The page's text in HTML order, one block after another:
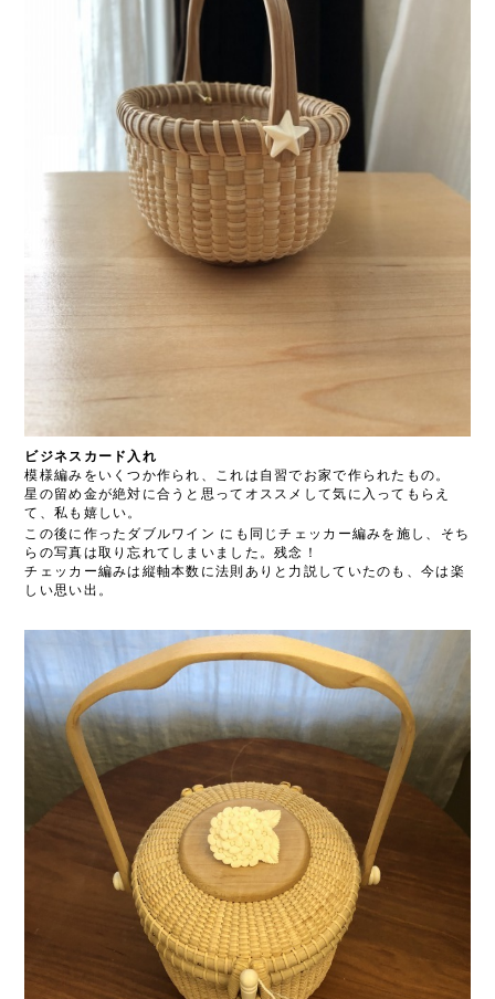
ビジネスカード入れ
模様編みをいくつか作られ、これは自習でお家で作られたもの。
星の留め金が絶対に合うと思ってオススメして気に入ってもらえ
て、私も嬉しい。
この後に作ったダブルワイン にも同じチェッカー編みを施し、そち
らの写真は取り忘れてしまいました。残念！
チェッカー編みは縦軸本数に法則ありと力説していたのも、今は楽
しい思い出。